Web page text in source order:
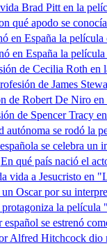
Brad Pitt en la
qué apodo se
en España la
en España la
de Cecilia Roth
de James
de Robert De Niro
de Spencer Tracy
autónoma se rodó la
se celebra un
qué país nació el
vida a Jesucristo en
Oscar por su
protagoniza la
español se estrenó
Alfred Hitchcock dio